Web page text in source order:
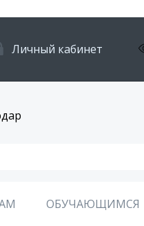
Личный кабинет
ОБУЧАЮЩИМСЯ